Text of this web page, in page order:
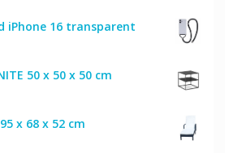
iPhone 16 transparent
20.00.
50 x 50 x 50 cm
x 68 x 52 cm